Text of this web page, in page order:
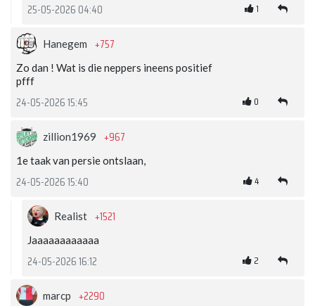
25-05-2026 04:40 1
Hanegem +757
Zo dan ! Wat is die neppers ineens positief
pfff
24-05-2026 15:45 0
zillion1969 +967
1e taak van persie ontslaan,
24-05-2026 15:40 4
Realist +1521
Jaaaaaaaaaaaa
24-05-2026 16:12 2
marcp +2290